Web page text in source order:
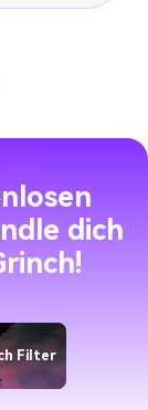
dich
Filter